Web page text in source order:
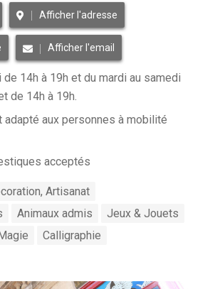
Afficher l'adresse
Afficher l'email
de 14h à 19h et du mardi au samedi
de 14h à 19h.
adapté aux personnes à mobilité
acceptés
Artisanat
Animaux admis
Jeux & Jouets
Calligraphie